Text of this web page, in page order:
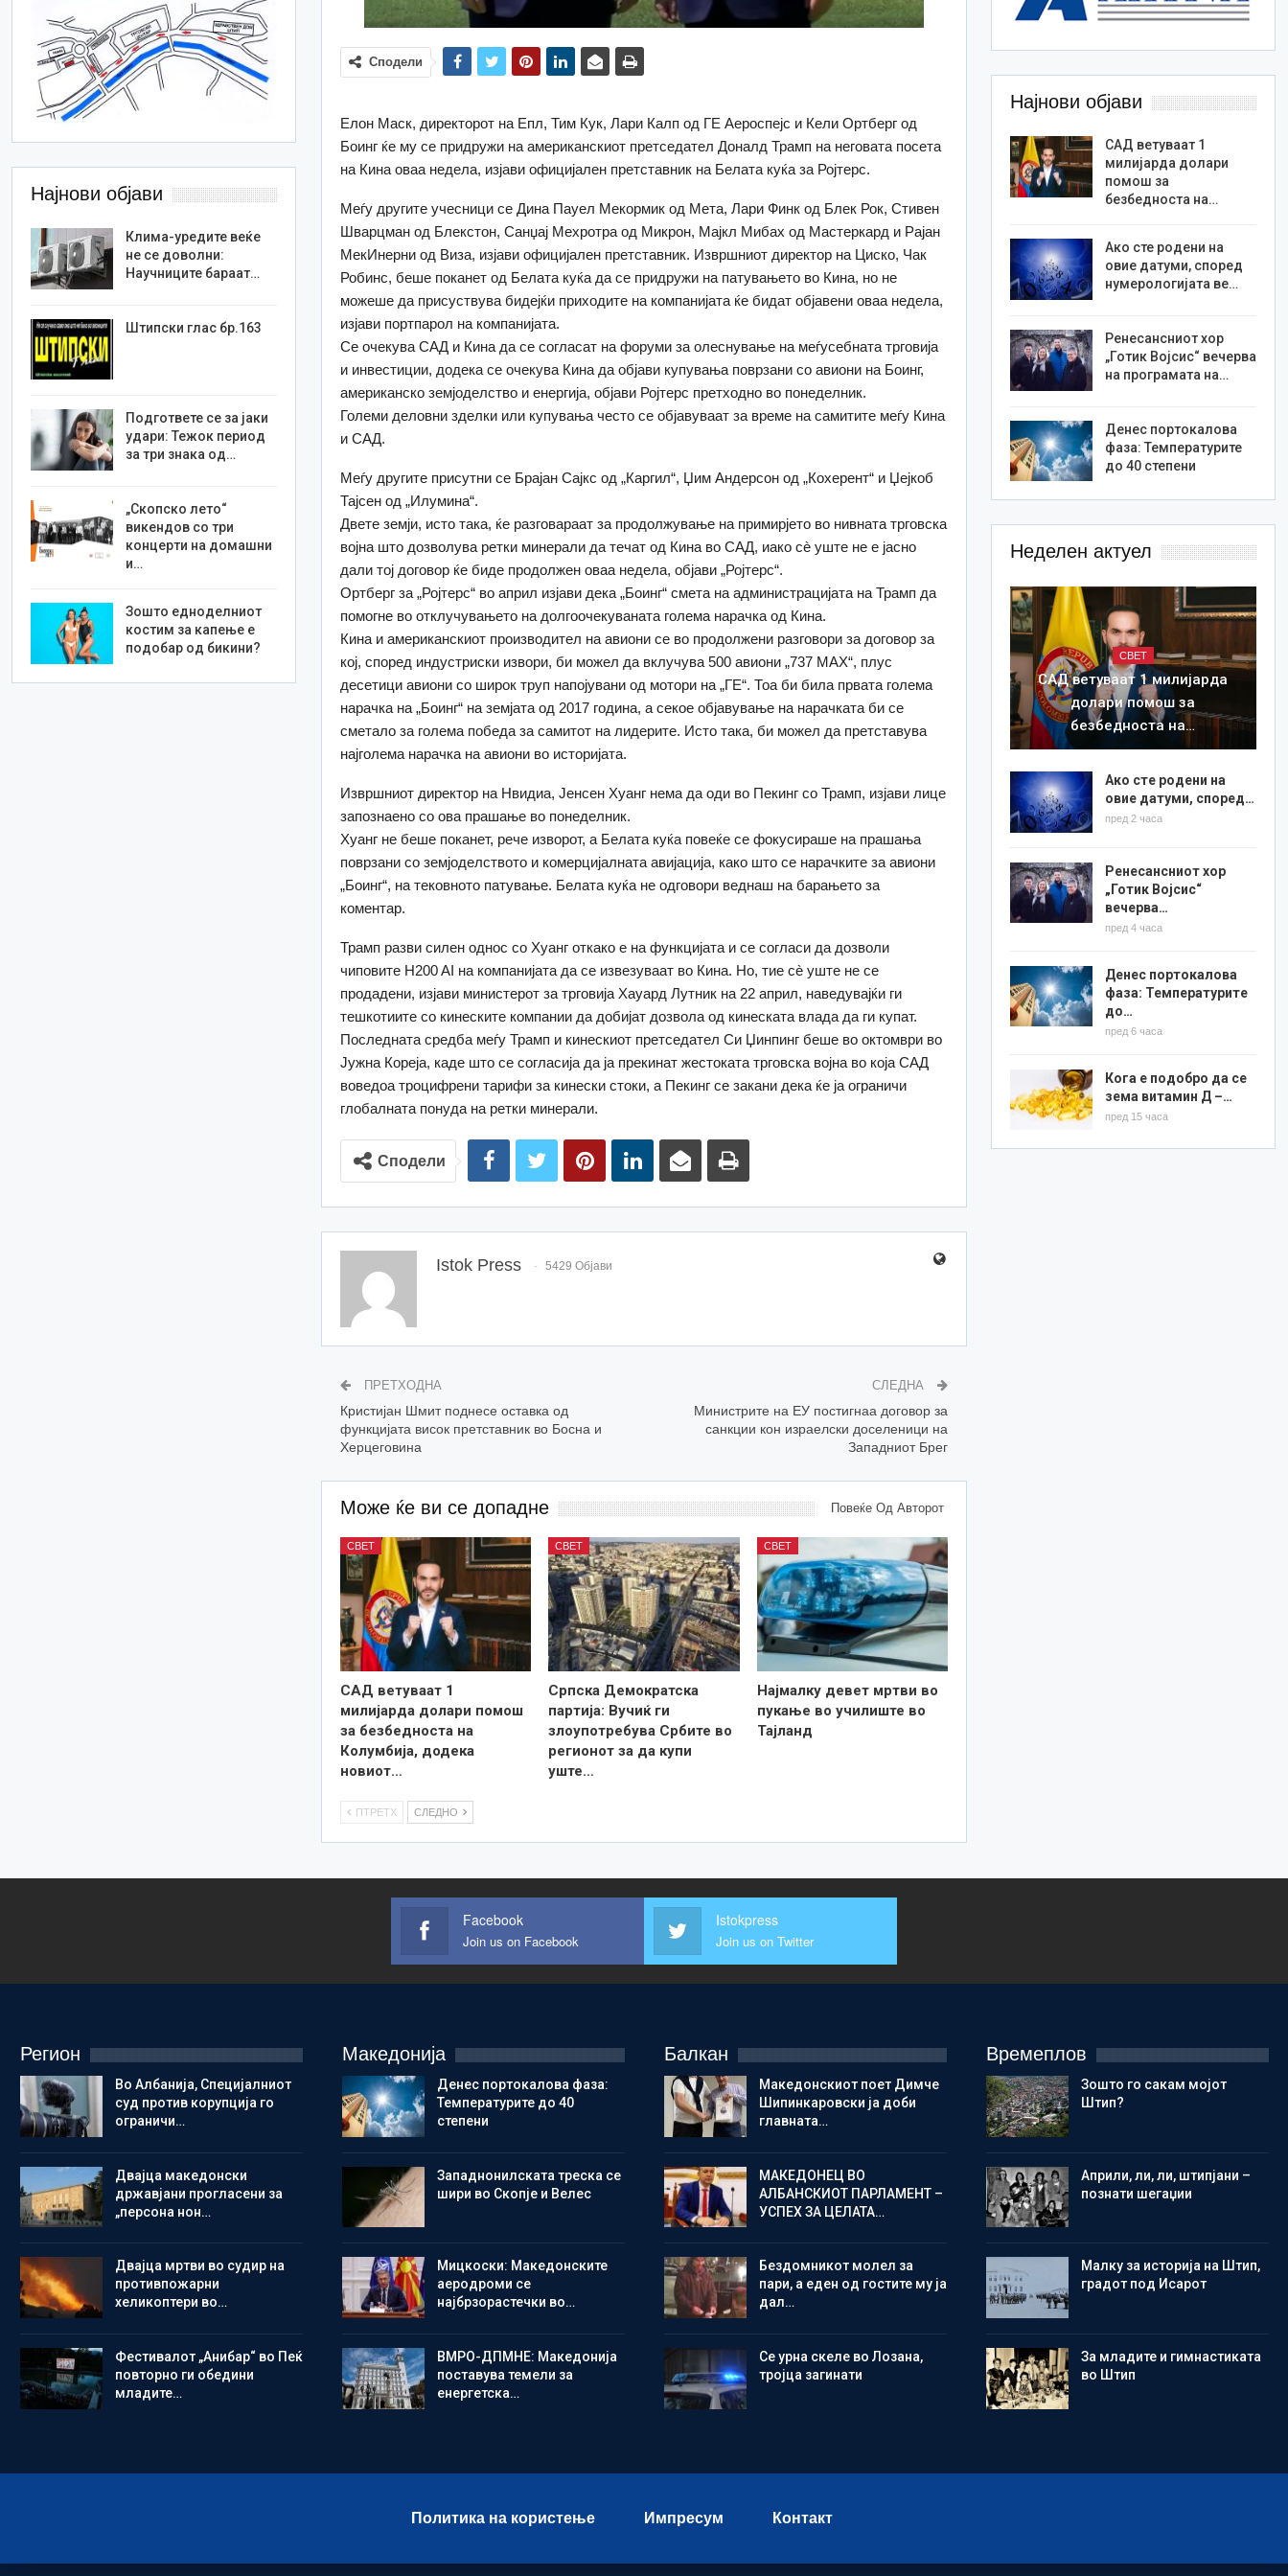
Сподели
Елон Маск, директорот на Епл, Тим Кук, Лари Калп од ГЕ Аероспејс и Кели Ортберг од
Боинг ќе му се придружи на американскиот претседател Доналд Трамп на неговата посета
на Кина оваа недела, изјави официјален претставник на Белата куќа за Ројтерс.
Меѓу другите учесници се Дина Пауел Мекормик од Мета, Лари Финк од Блек Рок, Стивен
Шварцман од Блекстон, Санџај Мехротра од Микрон, Мајкл Мибах од Мастеркард и Рајан
МекИнерни од Виза, изјави официјален претставник. Извршниот директор на Циско, Чак
Робинс, беше поканет од Белата куќа да се придружи на патувањето во Кина, но не
можеше да присуствува бидејќи приходите на компанијата ќе бидат објавени оваа недела,
изјави портпарол на компанијата.
Се очекува САД и Кина да се согласат на форуми за олеснување на меѓусебната трговија
и инвестиции, додека се очекува Кина да објави купувања поврзани со авиони на Боинг,
американско земјоделство и енергија, објави Ројтерс претходно во понеделник.
Големи деловни зделки или купувања често се објавуваат за време на самитите меѓу Кина
и САД.
Меѓу другите присутни се Брајан Сајкс од „Каргил“, Џим Андерсон од „Кохерент“ и Џејкоб
Тајсен од „Илумина“.
Двете земји, исто така, ќе разговараат за продолжување на примирјето во нивната трговска
војна што дозволува ретки минерали да течат од Кина во САД, иако сè уште не е јасно
дали тој договор ќе биде продолжен оваа недела, објави „Ројтерс“.
Ортберг за „Ројтерс“ во април изјави дека „Боинг“ смета на администрацијата на Трамп да
помогне во отклучувањето на долгоочекуваната голема нарачка од Кина.
Кина и американскиот производител на авиони се во продолжени разговори за договор за
кој, според индустриски извори, би можел да вклучува 500 авиони „737 MAX“, плус
десетици авиони со широк труп напојувани од мотори на „ГЕ“. Тоа би била првата голема
нарачка на „Боинг“ на земјата од 2017 година, а секое објавување на нарачката би се
сметало за голема победа за самитот на лидерите. Исто така, би можел да претставува
најголема нарачка на авиони во историјата.
Извршниот директор на Нвидиа, Јенсен Хуанг нема да оди во Пекинг со Трамп, изјави лице
запознаено со ова прашање во понеделник.
Хуанг не беше поканет, рече изворот, а Белата куќа повеќе се фокусираше на прашања
поврзани со земјоделството и комерцијалната авијација, како што се нарачките за авиони
„Боинг“, на тековното патување. Белата куќа не одговори веднаш на барањето за
коментар.
Трамп разви силен однос со Хуанг откако е на функцијата и се согласи да дозволи
чиповите H200 AI на компанијата да се извезуваат во Кина. Но, тие сè уште не се
продадени, изјави министерот за трговија Хауард Лутник на 22 април, наведувајќи ги
тешкотиите со кинеските компании да добијат дозвола од кинеската влада да ги купат.
Последната средба меѓу Трамп и кинескиот претседател Си Џинпинг беше во октомври во
Јужна Кореја, каде што се согласија да ја прекинат жестоката трговска војна во која САД
воведоа троцифрени тарифи за кинески стоки, а Пекинг се закани дека ќе ја ограничи
глобалната понуда на ретки минерали.
Сподели
Istok Press 5429 Објави
ПРЕТХОДНА
Кристијан Шмит поднесе оставка од
функцијата висок претставник во Босна и
Херцеговина
СЛЕДНА
Министрите на ЕУ постигнаа договор за
санкции кон израелски доселеници на
Западниот Брег
Може ќе ви се допадне Повеќе Од Авторот
СВЕТ
САД ветуваат 1
милијарда долари помош
за безбедноста на
Колумбија, додека
новиот…
СВЕТ
Српска Демократска
партија: Вучиќ ги
злоупотребува Србите во
регионот за да купи
уште…
СВЕТ
Најмалку девет мртви во
пукање во училиште во
Тајланд
ПТРЕТХ СЛЕДНО
Најнови објави
САД ветуваат 1
милијарда долари
помош за
безбедноста на…
Ако сте родени на
овие датуми, според
нумерологијата ве…
Ренесансниот хор
„Готик Војсис“ вечерва
на програмата на…
Денес портокалова
фаза: Температурите
до 40 степени
Неделен актуел
СВЕТ
САД ветуваат 1 милијарда
долари помош за
безбедноста на…
Ако сте родени на
овие датуми, според…
пред 2 часа
Ренесансниот хор
„Готик Војсис“
вечерва…
пред 4 часа
Денес портокалова
фаза: Температурите
до…
пред 6 часа
Кога е подобро да се
зема витамин Д –…
пред 15 часа
Најнови објави
Клима-уредите веќе
не се доволни:
Научниците бараат…
Штипски глас бр.163
Подгответе се за јаки
удари: Тежок период
за три знака од…
„Скопско лето“
викендов со три
концерти на домашни
и…
Зошто едноделниот
костим за капење е
подобар од бикини?
Facebook
Join us on Facebook
Istokpress
Join us on Twitter
Регион
Во Албанија, Специјалниот
суд против корупција го
ограничи…
Двајца македонски
државјани прогласени за
„персона нон…
Двајца мртви во судир на
противпожарни
хеликоптери во…
Фестивалот „Анибар“ во Пеќ
повторно ги обедини
младите…
Македонија
Денес портокалова фаза:
Температурите до 40
степени
Западнонилската треска се
шири во Скопје и Велес
Мицкоски: Македонските
аеродроми се
најбрзорастечки во…
ВМРО-ДПМНЕ: Македонија
поставува темели за
енергетска…
Балкан
Македонскиот поет Димче
Шипинкаровски ја доби
главната…
МАКЕДОНЕЦ ВО
АЛБАНСКИОТ ПАРЛАМЕНТ –
УСПЕХ ЗА ЦЕЛАТА…
Бездомникот молел за
пари, а еден од гостите му ја
дал…
Се урна скеле во Лозана,
тројца загинати
Времеплов
Зошто го сакам мојот
Штип?
Aприли, ли, ли, штипјани –
познати шегаџии
Малку за историја на Штип,
градот под Исарот
Зa младите и гимнастиката
во Штип
Политика на користење Импресум Контакт